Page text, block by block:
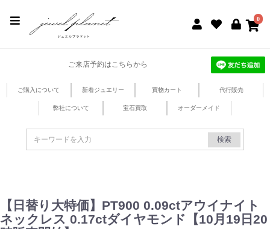
0
ご来店予約はこちらから
ご購入について 新着ジュエリー 買物カート 代行販売
弊社について 宝石買取 オーダーメイド
検索
【日替り大特価】PT900 0.09ctアウイナイト
ネックレス 0.17ctダイヤモンド【10月19日20